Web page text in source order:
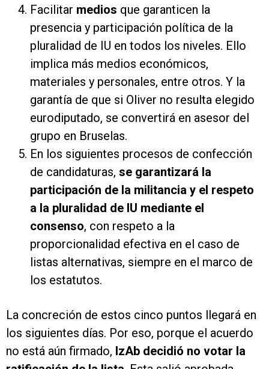
Facilitar medios que garanticen la
presencia y participación política de la
pluralidad de IU en todos los niveles. Ello
implica más medios económicos,
materiales y personales, entre otros. Y la
garantía de que si Oliver no resulta elegido
eurodiputado, se convertirá en asesor del
grupo en Bruselas.
En los siguientes procesos de confección
de candidaturas, se garantizará la
participación de la militancia y el respeto
a la pluralidad de IU mediante el
consenso, con respeto a la
proporcionalidad efectiva en el caso de
listas alternativas, siempre en el marco de
los estatutos.
La concreción de estos cinco puntos llegará en
los siguientes días. Por eso, porque el acuerdo
no está aún firmado, IzAb decidió no votar la